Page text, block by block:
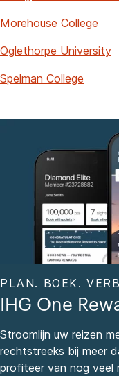
Morehouse College
Oglethorpe University
Spelman College
PLAN. BOEK.
IHG One
Stroomlijn uw reizen
rechtstreeks bij meer
profiteer van nog veel